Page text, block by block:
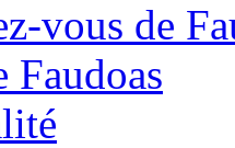
vous de
Faudoas